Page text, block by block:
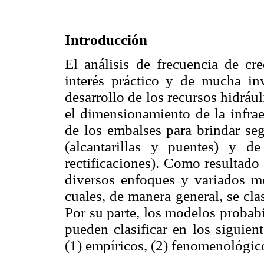
Introducción
El análisis de frecuencia de
interés práctico y de mucha
desarrollo de los recursos
el dimensionamiento de la
de los embalses para brindar
(alcantarillas y puentes) y de
rectificaciones). Como
diversos enfoques y variados
cuales, de manera general, se
Por su parte, los modelos
pueden clasificar en los
(1) empíricos, (2)